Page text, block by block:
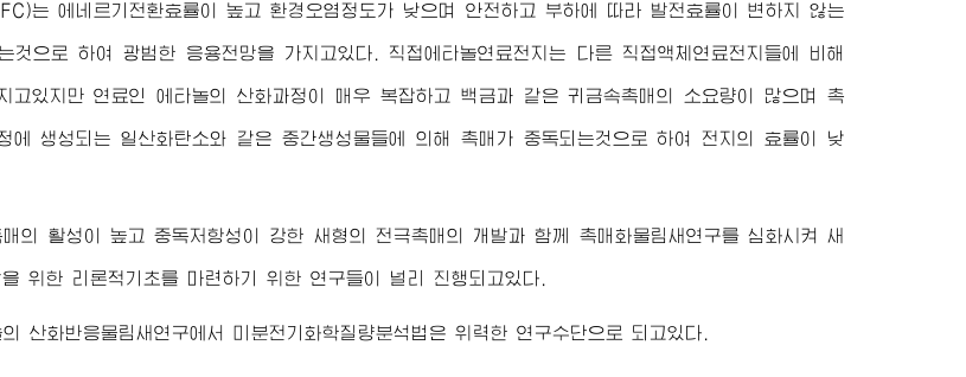
는 에네르기전환효률이 높고 환경오염정도가 낮으며 안전하고 부하에 따라 발전효률이 변하지 않는
것으로 하여 광범한 응용전망을 가지고있다. 직접에타놀연료전지는 다른 직접액체연료전지들에 비해
고있지만 연료인 에타놀의 산화과정이 매우 복잡하고 백금과 같은 귀금속촉매의 소요량이 많으며 촉
에 생성되는 일산화탄소와 같은 중간생성물들에 의해 촉매가 중독되는것으로 하여 전지의 효률이 낮
의 활성이 높고 중독저항성이 강한 새형의 전극촉매의 개발과 함께 촉매화물림새연구를 심화시켜 새
위한 리론적기초를 마련하기 위한 연구들이 널리 진행되고있다.
산화반응물림새연구에서 미분전기화학질량분석법은 위력한 연구수단으로 되고있다.